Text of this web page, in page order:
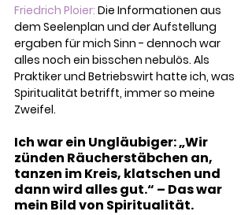
Friedrich Ploier: Die Informationen aus
dem Seelenplan und der Aufstellung
ergaben für mich Sinn - dennoch war
alles noch ein bisschen nebulös. Als
Praktiker und Betriebswirt hatte ich, was
Spiritualität betrifft, immer so meine
Zweifel.
Ich war ein Ungläubiger: „Wir
zünden Räucherstäbchen an,
tanzen im Kreis, klatschen und
dann wird alles gut.“ – Das war
mein Bild von Spiritualität.